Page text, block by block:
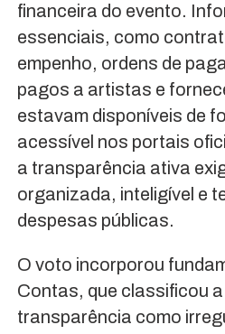
financeira do evento.
essenciais, como
empenho, ordens de
pagos a artistas e
estavam disponíveis de
acessível nos portais
a transparência ativa
organizada, inteligível e
despesas públicas.
O voto incorporou
Contas, que classificou
transparência como